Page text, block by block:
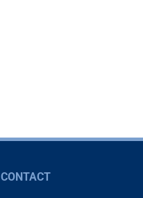
CONTACT